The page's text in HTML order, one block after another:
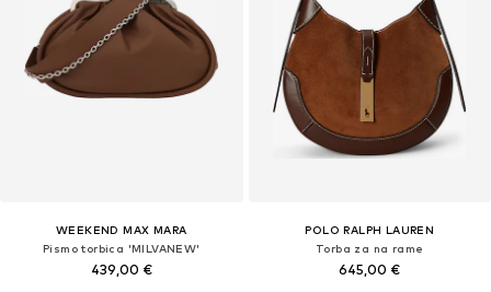
WEEKEND MAX MARA
Pismo torbica 'MILVANEW'
439,00 €
POLO RALPH LAUREN
Torba za na rame
645,00 €